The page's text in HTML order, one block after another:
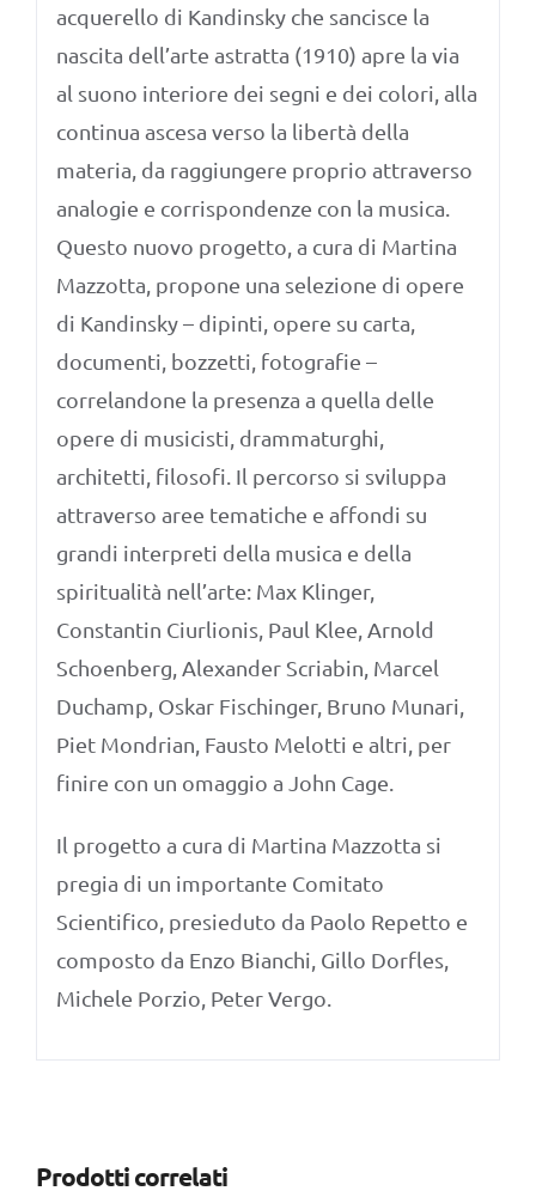
acquerello di Kandinsky che sancisce la
nascita dell’arte astratta (1910) apre la via
al suono interiore dei segni e dei colori, alla
continua ascesa verso la libertà della
materia, da raggiungere proprio attraverso
analogie e corrispondenze con la musica.
Questo nuovo progetto, a cura di Martina
Mazzotta, propone una selezione di opere
di Kandinsky – dipinti, opere su carta,
documenti, bozzetti, fotografie –
correlandone la presenza a quella delle
opere di musicisti, drammaturghi,
architetti, filosofi. Il percorso si sviluppa
attraverso aree tematiche e affondi su
grandi interpreti della musica e della
spiritualità nell’arte: Max Klinger,
Constantin Ciurlionis, Paul Klee, Arnold
Schoenberg, Alexander Scriabin, Marcel
Duchamp, Oskar Fischinger, Bruno Munari,
Piet Mondrian, Fausto Melotti e altri, per
finire con un omaggio a John Cage.
Il progetto a cura di Martina Mazzotta si
pregia di un importante Comitato
Scientifico, presieduto da Paolo Repetto e
composto da Enzo Bianchi, Gillo Dorfles,
Michele Porzio, Peter Vergo.
Prodotti correlati